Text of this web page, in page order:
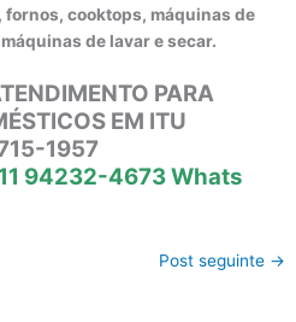
cooktops, máquinas de
de lavar e secar.
PARA
EM ITU
1957
94232-4673 Whats
Post seguinte →